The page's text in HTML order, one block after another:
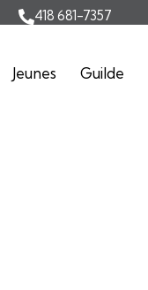
418 681-7357
Jeunes Guilde